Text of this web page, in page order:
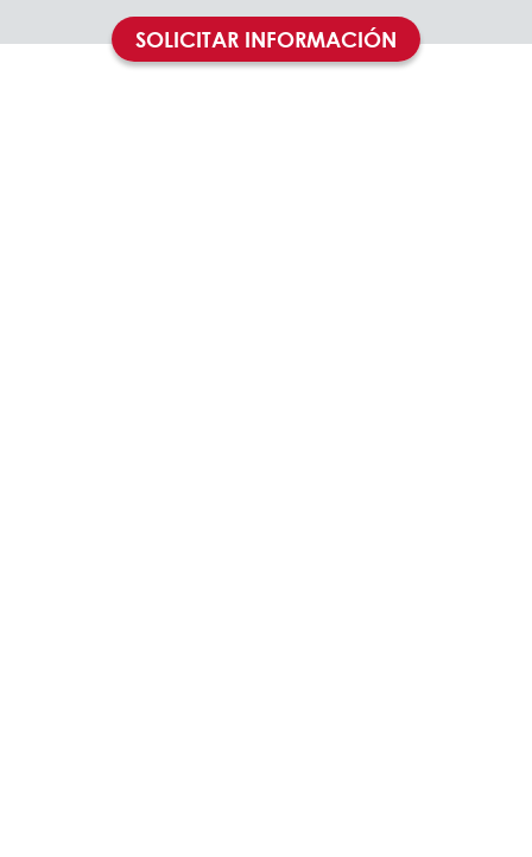
SOLICITAR INFORMACIÓN